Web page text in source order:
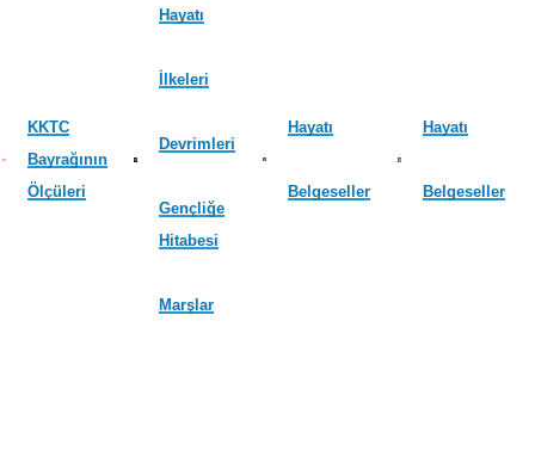
KKTC
Bayrağının
Ölçüleri
Hayatı
İlkeleri
Devrimleri
Gençliğe
Hitabesi
Marşlar
Hayatı
Belgeseller
Hayatı
Belgeseller